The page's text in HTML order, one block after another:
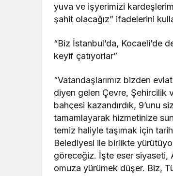
yuva ve işyerimizi
şahit olacağız” ifadelerini
“Biz İstanbul’da, Kocaeli’de
keyif çatıyorlar”
“Vatandaşlarımız bizden
diyen gelen Çevre, Şehircilik
bahçesi kazandırdık, 9’unu
tamamlayarak hizmetinize
temiz haliyle taşımak için
Belediyesi ile birlikte
göreceğiz. İşte eser siyaseti,
omuza yürümek düşer. Biz,